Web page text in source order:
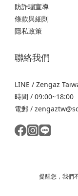
防詐騙宣導
條款與細則
隱私政策
聯絡我們
LINE / Zengaz
時間 / 09:00~18:00
電郵 /
提醒您，我們